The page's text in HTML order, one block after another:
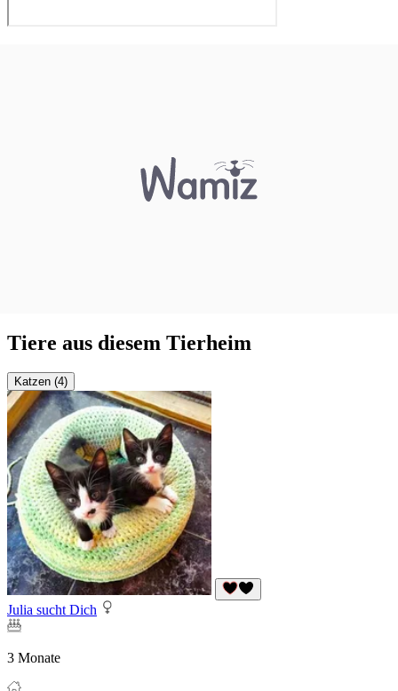
Tiere aus diesem Tierheim
Katzen (4)
Julia sucht Dich
3 Monate